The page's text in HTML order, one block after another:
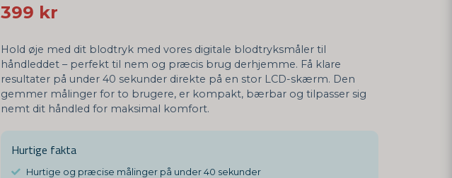
399 kr
Hold øje med dit blodtryk med vores digitale blodtryksmåler til
håndleddet – perfekt til nem og præcis brug derhjemme. Få klare
resultater på under 40 sekunder direkte på en stor LCD-skærm. Den
gemmer målinger for to brugere, er kompakt, bærbar og tilpasser sig
nemt dit håndled for maksimal komfort.
Hurtige fakta
Hurtige og præcise målinger på under 40 sekunder